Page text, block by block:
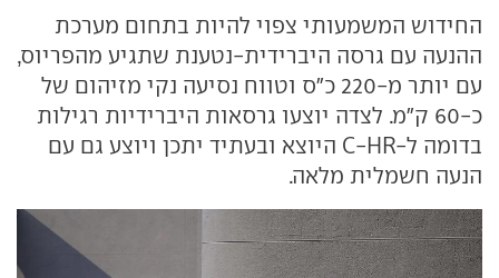
החידוש המשמעותי צפוי להיות בתחום מערכת
ההנעה עם גרסה היברידית-נטענת שתגיע מהפריוס,
עם יותר מ-220 כ"ס וטווח נסיעה נקי מזיהום של
כ-60 ק"מ. לצדה יוצעו גרסאות היברידיות רגילות
בדומה ל-C-HR היוצא ובעתיד יתכן ויוצע גם עם
הנעה חשמלית מלאה.